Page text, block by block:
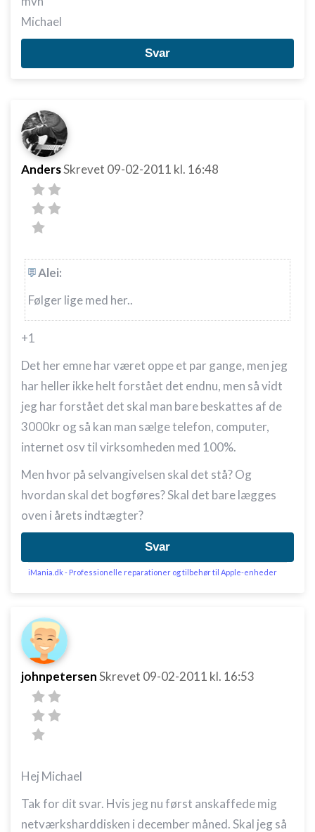
Michael
Svar
AndersSkrevet 09-02-2011 kl. 16:48
Alei:
Følger lige med her..
+1
Det her emne har været oppe et par gange, men jeg
har heller ikke helt forstået det endnu, men så vidt
jeg har forstået det skal man bare beskattes af de
3000kr og så kan man sælge telefon, computer,
internet osv til virksomheden med 100%.
Men hvor på selvangivelsen skal det stå? Og
hvordan skal det bogføres? Skal det bare lægges
oven i årets indtægter?
Svar
iMania.dk - Professionelle reparationer og tilbehør til Apple-enheder
johnpetersenSkrevet 09-02-2011 kl. 16:53
Hej Michael
Tak for dit svar. Hvis jeg nu først anskaffede mig
netværksharddisken i december måned. Skal jeg så